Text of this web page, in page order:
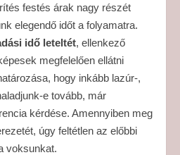
festés árak nagy részét
elegendő időt a folyamatra.
idő leteltét, ellenkező
megfelelően ellátni
hogy inkább lazúr-,
e tovább, már
kérdése. Amennyiben meg
úgy feltétlen az előbbi
voksunkat.